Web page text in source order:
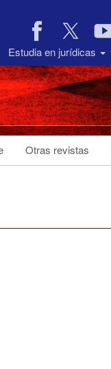
Estudia en jurídicas
Otras revistas